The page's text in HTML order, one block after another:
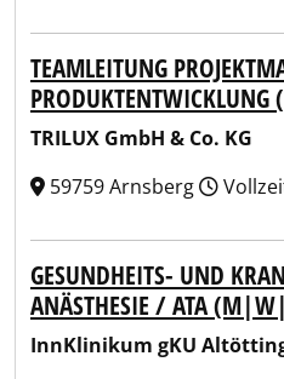
TEAMLEITUNG
TRILUX GmbH & Co. KG
59759 Arnsberg
GESUNDHEITS- UND
ANÄSTHESIE / ATA
InnKlinikum gKU